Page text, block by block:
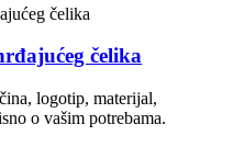
čelika
logotip, materijal,
o vašim potrebama.